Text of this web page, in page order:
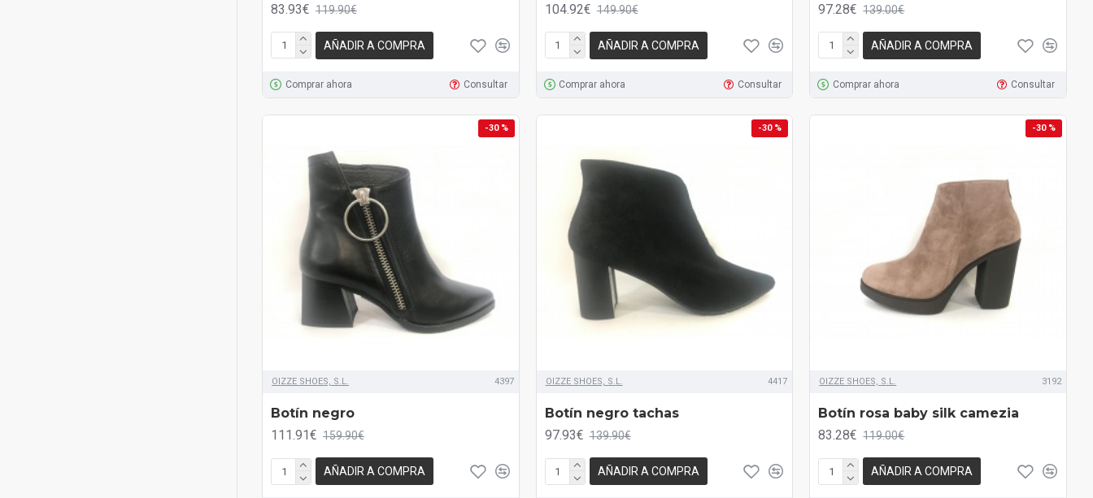
83.93€ 119.90€
AÑADIR A COMPRA
Comprar ahora Consultar
104.92€ 149.90€
AÑADIR A COMPRA
Comprar ahora Consultar
97.28€ 139.00€
AÑADIR A COMPRA
Comprar ahora Consultar
-30 %
OIZZE SHOES, S.L. 4397
Botín negro
111.91€ 159.90€
AÑADIR A COMPRA
-30 %
OIZZE SHOES, S.L. 4417
Botín negro tachas
97.93€ 139.90€
AÑADIR A COMPRA
-30 %
OIZZE SHOES, S.L. 3192
Botín rosa baby silk camezia
83.28€ 119.00€
AÑADIR A COMPRA